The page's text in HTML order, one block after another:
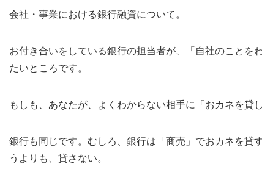
会社・事業における銀行融資について。
お付き合いをしている銀行の担当者が、「自社のことを
たいところです。
もしも、あなたが、よくわからない相手に「おカネを貸
銀行も同じです。むしろ、銀行は「商売」でおカネを
うよりも、貸さない。